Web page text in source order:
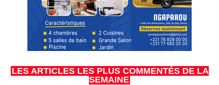
LES ARTICLES LES PLUS COMMENTÉS DE LA
SEMAINE